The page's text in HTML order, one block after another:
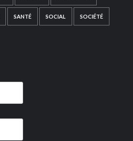
SANTÉ SOCIAL SOCIÉTÉ